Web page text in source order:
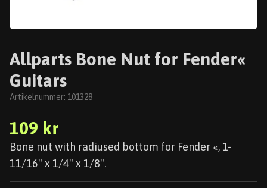
Allparts Bone Nut for Fender«
Guitars
Artikelnummer: 101328
109 kr
Bone nut with radiused bottom for Fender «, 1-
11/16" x 1/4" x 1/8".